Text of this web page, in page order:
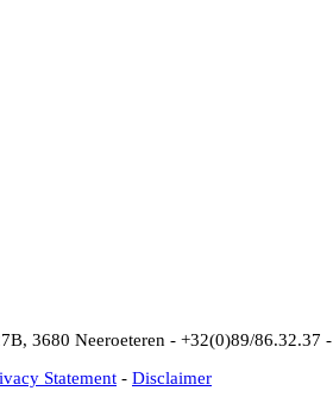
3680 Neeroeteren - +32(0)89/86.32.37 -
Statement - Disclaimer